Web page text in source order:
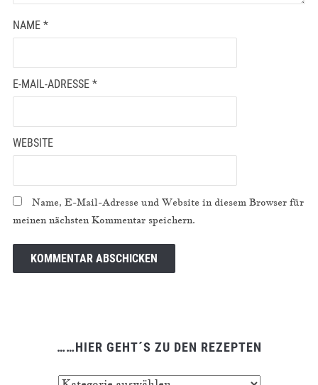
NAME *
E-MAIL-ADRESSE *
WEBSITE
Name, E-Mail-Adresse und Website in diesem Browser für
meinen nächsten Kommentar speichern.
……HIER GEHT´S ZU DEN REZEPTEN